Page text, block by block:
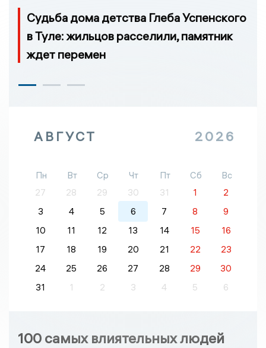
Судьба дома детства Глеба Успенского
в Туле: жильцов расселили, памятник
ждет перемен
АВГУСТ 2026
Пн Вт Ср Чт Пт Сб
Вс
27
28 29 30 31 1
2
3
4 5 6 7 8
9
10
11 12 13 14 15
16
17
18 19 20 21 22
23
24
25 26 27 28 29
30
31
1 2 3 4 5 6
100 самых влиятельных людей